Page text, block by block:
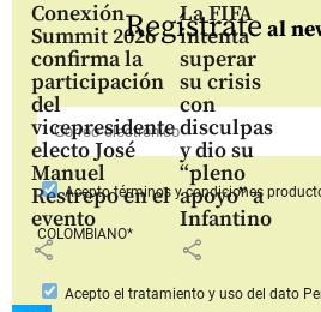
Conexión
Summit 2026
confirma la
participación
del
vicepresidente
electo José
Manuel
Restrepo en el
evento
share
La FIFA
intenta
superar
su crisis
con
disculpas
y dio su
“pleno
apoyo” a
Infantino
share
Regístrate al
Aceptotérminos y condiciones
COLOMBIANO*
Acepto el tratamiento y uso del dato